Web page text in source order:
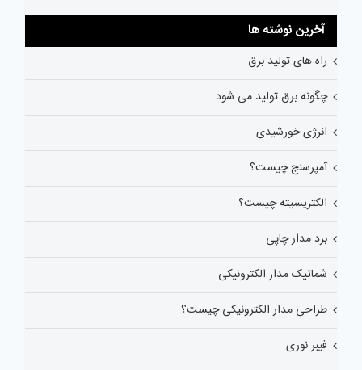
آخرین نوشته ها
راه های تولید برق
چگونه برق تولید می شود
انرژی خورشیدی
آمپرسنج چیست؟
الکتریسیته چیست؟
برد مدار چاپی
شماتیک مدار الکترونیکی
طراحی مدار الکترونیکی چیست؟
فیبر نوری